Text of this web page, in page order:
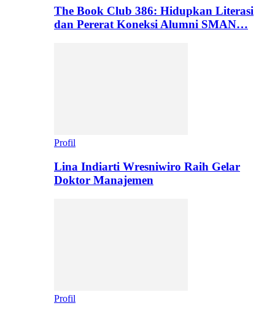
The Book Club 386: Hidupkan Literasi
dan Pererat Koneksi Alumni SMAN…
Profil
Lina Indiarti Wresniwiro Raih Gelar
Doktor Manajemen
Profil